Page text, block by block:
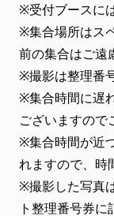
※受付ブースに
※集合場所はス
前の集合は
※撮影は整理番
※集合時間に遅
ございますので
※集合時間が近
れますので、時
※撮影した写真
ト整理番号券